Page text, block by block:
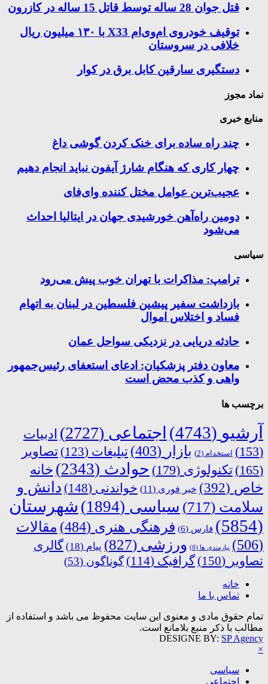
قتل جوان 28 ساله توسط قاتل 15 ساله در کازرون
توقیف خودروی ام‌وی‌ام X33 با ۱۳۰ میلیون ریال
خلافی در سروستان
دستگیری سارقین کابل برق در کوار
نماد مجوز
منابع خبری
چند راه‌ ساده برای خنک کردن گوشی داغ
چهار کاری که هنگام شارژ آیفون نباید انجام دهیم
عجیب‌ترین عوامل مختل کننده وای‌فای
دومین راه‌آهن خورشیدی جهان در ایتالیا احداث
می‌شود
سیاسی
ترامپ: مذاکرات با تهران خوب پیش می‌رود
بازداشت سفیر پیشین فلسطین در لبنان به اتهام
فساد و اختلاس اموال
حادثه دریایی در نزدیکی سواحل عمان
معاون دفتر پزشکیان: ادعای استعفای رئیس‌جمهور
واهی و کذب محض است
برچسب ها
آرشیو (4743) اجتماعی (2727)
ادبیات
(153)
استخدام (2) بازار (403) تبلیغات (123)
تصاویر
(165)
تکنولوژی (179) حوادث (2343)
خانه
خاص (392) خبر فوری (11) خواندنی (148)
دانش و
سلامت (717) سیاسی (1894)
شهرستان
(5854)
فارس (6) فرهنگی هنری (484)
مقالات
(506)
نیازمندی ها (0) ورزشی (827) پیام (18)
گالری
تصاویر (150) گرافیک (114) گوناگون (53)
خانه
تماس با ما
تمام حقوق مادی و معنوی این سایت محفوظ می باشد و استفاده از
مطالب با ذکر منبع بلامانع است.
DESIGNE BY: SP Agency
×
سیاسی
اجتماعی